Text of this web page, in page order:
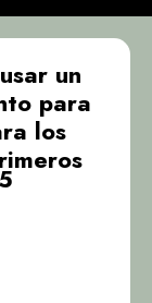
un
para
los